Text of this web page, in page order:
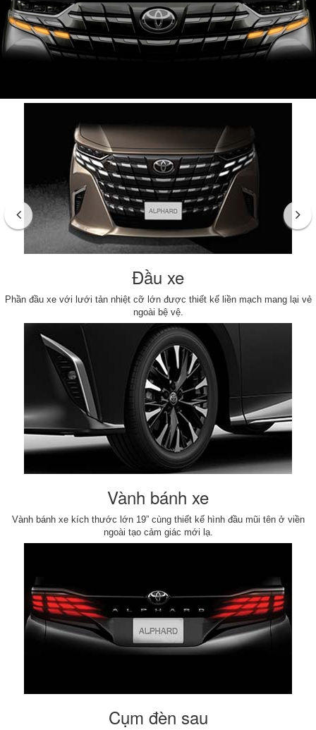
Đầu xe
Phần đầu xe với lưới tản nhiệt cỡ lớn được thiết kế liền mạch mang lại vẻ
ngoài bệ vệ.
Vành bánh xe
Vành bánh xe kích thước lớn 19” cùng thiết kế hình đầu mũi tên ở viền
ngoài tạo cảm giác mới lạ.
Cụm đèn sau